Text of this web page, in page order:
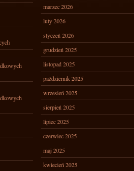
marzec 2026
luty 2026
styczeń 2026
grudzień 2025
listopad 2025
październik 2025
wrzesień 2025
sierpień 2025
lipiec 2025
czerwiec 2025
maj 2025
kwiecień 2025